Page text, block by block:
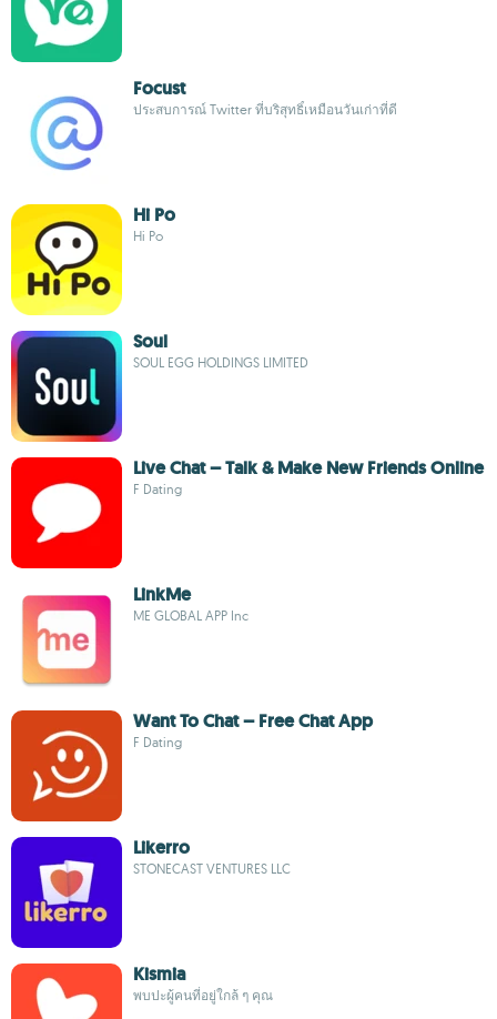
Focust
ประสบการณ์ Twitter ที่บริสุทธิ์เหมือนวันเก่าที่ดี
Hi Po
Hi Po
Soul
SOUL EGG HOLDINGS LIMITED
Live Chat – Talk & Make New Friends Online
F Dating
LinkMe
ME GLOBAL APP Inc
Want To Chat – Free Chat App
F Dating
Likerro
STONECAST VENTURES LLC
Kismia
พบปะผู้คนที่อยู่ใกล้ ๆ คุณ